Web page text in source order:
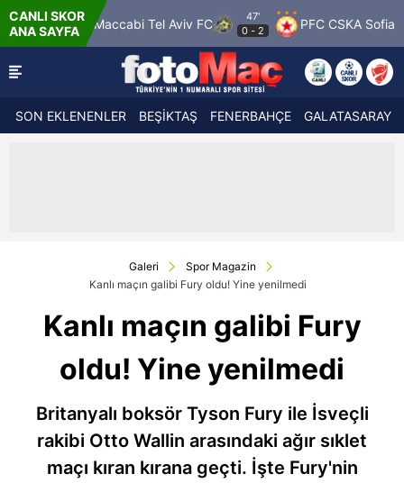
CANLI SKOR
ANA SAYFA
Maccabi Tel Aviv FC
47'
0 - 2 PFC CSKA Sofia FK
SON EKLENENLER BEŞİKTAŞ FENERBAHÇE GALATASARAY
Galeri
Spor Magazin
Kanlı maçın galibi Fury oldu! Yine yenilmedi
Kanlı maçın galibi Fury
oldu! Yine yenilmedi
Britanyalı boksör Tyson Fury ile İsveçli
rakibi Otto Wallin arasındaki ağır sıklet
maçı kıran kırana geçti. İşte Fury'nin